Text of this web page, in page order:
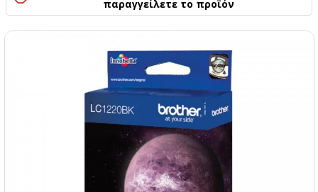
παραγγείλετε το προϊόν